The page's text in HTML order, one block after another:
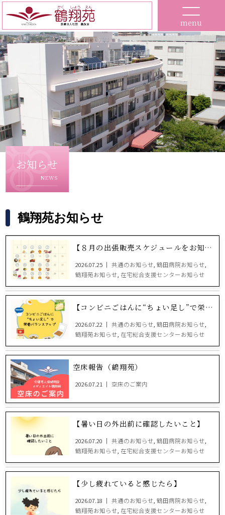
menu
お知らせ
NEWS
鶴翔苑お知らせ
【８月の出張販売スケジュールをお知らせします！】
2026.07.25 ｜共通のお知らせ ,鶴田病院お知らせ
鶴翔苑お知らせ 在宅総合支援センターお知らせ
【コンビニごはんに“ちょい足し”で栄養バランスアップ】
2026.07.22 ｜共通のお知らせ ,鶴田病院お知らせ
鶴翔苑お知らせ 在宅総合支援センターお知らせ
空床報告（鶴翔苑）
2026.07.21 ｜ 空床のご案内
【暑い日の外出前に確認したいこと】
2026.07.20 ｜共通のお知らせ ,鶴田病院お知らせ
鶴翔苑お知らせ 在宅総合支援センターお知らせ
【少し疲れていると感じたら】
2026.07.18 ｜共通のお知らせ ,鶴田病院お知らせ
鶴翔苑お知らせ 在宅総合支援センターお知らせ